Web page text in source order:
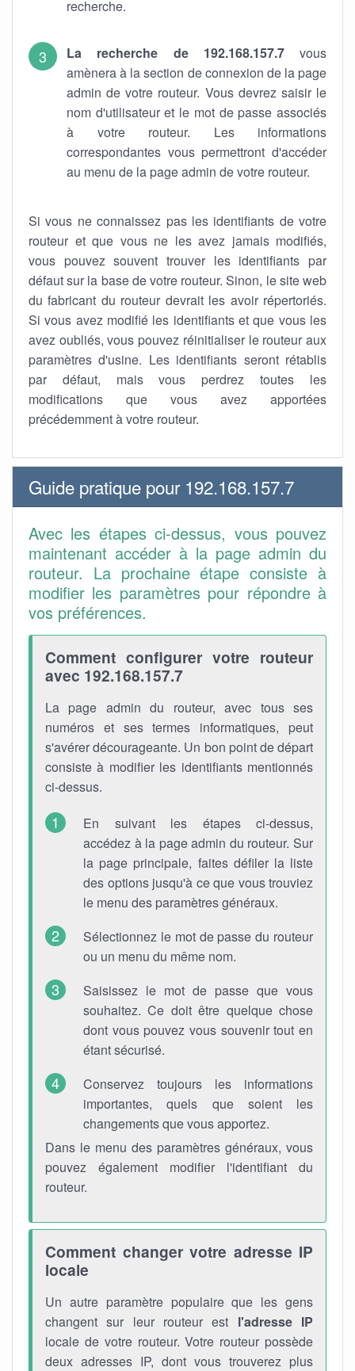
recherche.
La recherche de 192.168.157.7vous
amènera à la section de connexion de la page
admin de votre routeur. Vous devrez saisir le
nom d'utilisateur et le mot de passe associés
à votre routeur. Les informations
correspondantes vous permettront d'accéder
au menu de la page admin de votre routeur.
Si vous ne connaissez pas les identifiants de votre
routeur et que vous ne les avez jamais modifiés,
vous pouvez souvent trouver les identifiants par
défaut sur la base de votre routeur. Sinon, le site web
du fabricant du routeur devrait les avoir répertoriés.
Si vous avez modifié les identifiants et que vous les
avez oubliés, vous pouvez réinitialiser le routeur aux
paramètres d'usine. Les identifiants seront rétablis
par défaut, mais vous perdrez toutes les
modifications que vous avez apportées
précédemment à votre routeur.
Guide pratique pour 192.168.157.7
Avec les étapes ci-dessus, vous pouvez
maintenant accéder à la page admin du
routeur. La prochaine étape consiste à
modifier les paramètres pour répondre à
vos préférences.
Comment configurer votre routeur
avec 192.168.157.7
La page admin du routeur, avec tous ses
numéros et ses termes informatiques, peut
s'avérer décourageante. Un bon point de départ
consiste à modifier les identifiants mentionnés
ci-dessus.
En suivant les étapes ci-dessus,
accédez à la page admin du routeur. Sur
la page principale, faites défiler la liste
des options jusqu'à ce que vous trouviez
le menu des paramètres généraux.
Sélectionnez le mot de passe du routeur
ou un menu du même nom.
Saisissez le mot de passe que vous
souhaitez. Ce doit être quelque chose
dont vous pouvez vous souvenir tout en
étant sécurisé.
Conservez toujours les informations
importantes, quels que soient les
changements que vous apportez.
Dans le menu des paramètres généraux, vous
pouvez également modifier l'identifiant du
routeur.
Comment changer votre adresse IP
locale
Un autre paramètre populaire que les gens
changent sur leur routeur est l'adresse IP
locale de votre routeur. Votre routeur possède
deux adresses IP, dont vous trouverez plus